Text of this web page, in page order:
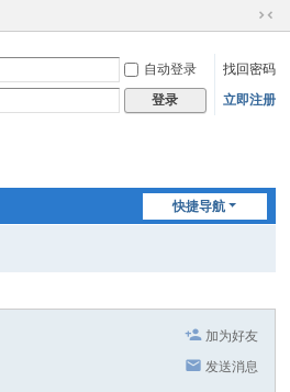
切
到
窄
自动登录
找回密码
登录 立即注册
快捷导航
加为好友
发送消息